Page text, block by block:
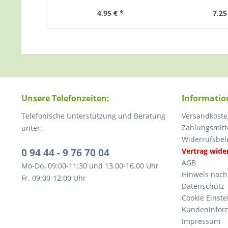
4,95 € *
Unsere Telefonzeiten:
Telefonische Unterstützung und Beratung
unter:
0 94 44 - 9 76 70 04
Mo-Do. 09:00-11:30 und 13.00-16.00 Uhr
Fr. 09:00-12:00 Uhr
Vertrag
AGB
Hinweis
Datenschutz
Cookie
Impressum